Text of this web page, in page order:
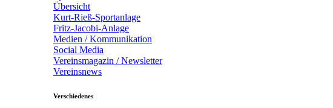
Übersicht
Kurt-Rieß-Sportanlage
Fritz-Jacobi-Anlage
Medien / Kommunikation
Social Media
Vereinsmagazin / Newsletter
Vereinsnews
Verschiedenes